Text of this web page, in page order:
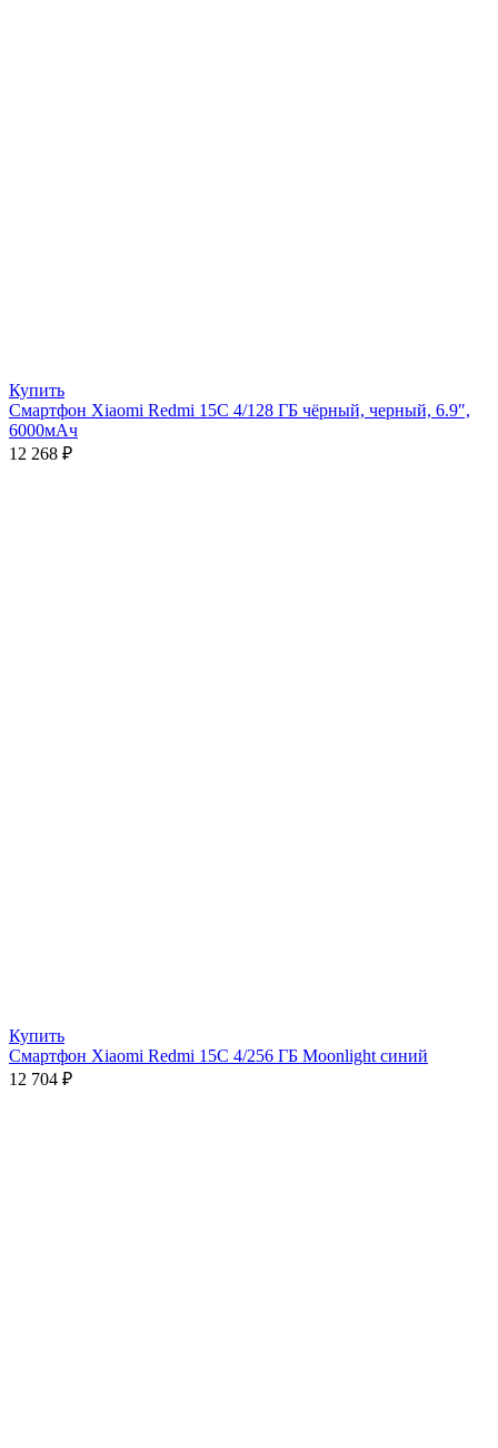
Купить
Смартфон Xiaomi Redmi 15C 4/128 ГБ чёрный, черный, 6.9″,
6000мАч
12 268 ₽
Купить
Смартфон Xiaomi Redmi 15C 4/256 ГБ Moonlight синий
12 704 ₽